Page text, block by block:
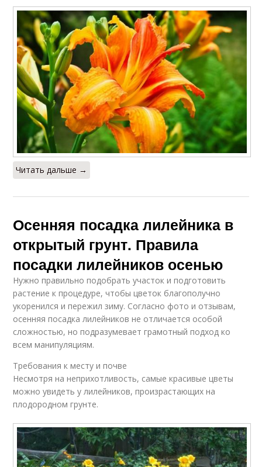
Читать дальше →
Осенняя посадка лилейника в
открытый грунт. Правила
посадки лилейников осенью
Нужно правильно подобрать участок и подготовить
растение к процедуре, чтобы цветок благополучно
укоренился и пережил зиму. Согласно фото и отзывам,
осенняя посадка лилейников не отличается особой
сложностью, но подразумевает грамотный подход ко
всем манипуляциям.
Требования к месту и почве
Несмотря на неприхотливость, самые красивые цветы
можно увидеть у лилейников, произрастающих на
плодородном грунте.